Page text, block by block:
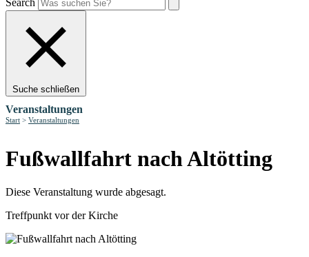
Search
Suche schließen
Veranstaltungen
Start > Veranstaltungen
Fußwallfahrt nach Altötting
Diese Veranstaltung wurde abgesagt.
Treffpunkt vor der Kirche